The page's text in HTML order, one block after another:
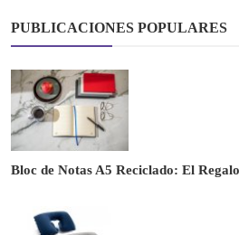
PUBLICACIONES POPULARES
Bloc de Notas A5 Reciclado: El